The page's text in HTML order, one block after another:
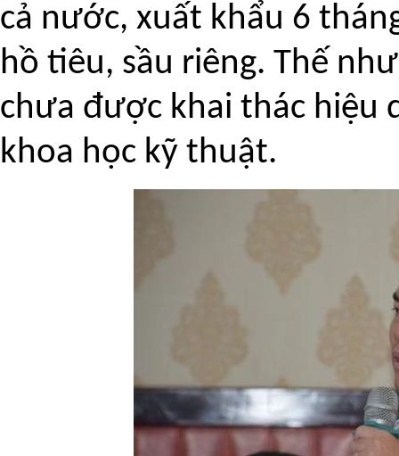
cả nước, xuất khẩu 6
hồ tiêu, sầu riêng. Thế
chưa được khai thác hiệu
khoa học kỹ thuật.